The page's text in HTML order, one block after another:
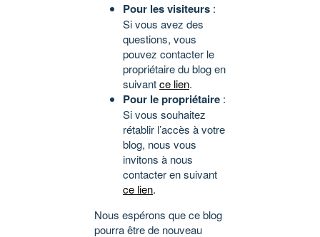
Pour les visiteurs :
Si vous avez des
questions, vous
pouvez contacter le
propriétaire du blog en
suivantce lien.
Pour le propriétaire :
Si vous souhaitez
rétablir l’accès à votre
blog, nous vous
invitons à nous
contacter en suivant
ce lien.
Nous espérons que ce blog
pourra être de nouveau